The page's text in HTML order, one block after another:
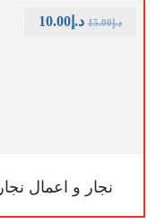
نجار و اعمال نجارة
د.إ15.00 د.إ10.00